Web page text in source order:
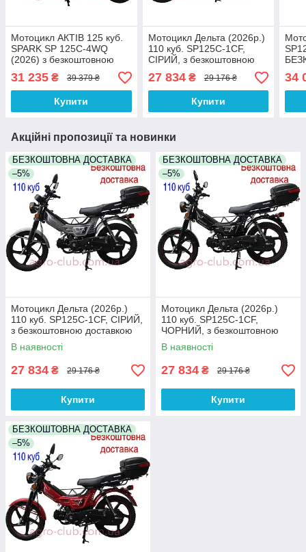
Мотоцикл АКТІВ 125 куб.
SPARK SP 125C-4WQ
(2026) з безкоштовною
доставкою по Україні.
31 235 ₴ 39 379 ₴
Купити
Мотоцикл Дельта (2026р.)
110 куб. SP125C-1CF,
СІРИЙ, з безкоштовною
доставкою
27 834₴ 29 176 ₴
Купити
34
Акційні пропозиції та новинки
БЕЗКОШТОВНА ДОСТАВКА
–5%
Мотоцикл Дельта (2026р.)
110 куб. SP125C-1CF, СІРИЙ,
з безкоштовною доставкою
В наявності
27 834 ₴ 29 176 ₴
Купити
БЕЗКОШТОВНА ДОСТАВКА
–5%
Мотоцикл Дельта (2026р.)
110 куб. SP125C-1CF,
ЧОРНИЙ, з безкоштовною
доставкою
В наявності
27 834 ₴ 29 176 ₴
Купити
БЕЗКОШТОВНА ДОСТАВКА
–5%